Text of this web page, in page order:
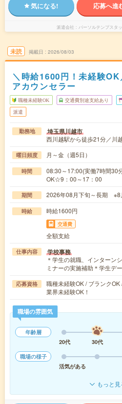
気になる! 応募へ進
派遣会社 パーソルテンプスタ
未読 掲載日 2026/08/03
＼時給1600円！未経験
アカウンセラー
職種未経験OK 交通費別途支給あり
派遣
勤務地 埼玉県川越市
西川越駅から徒歩21分／川
曜日頻度 月～金（週5日）
時間
08:30～17:00(実働7時間
OK☆9：00～17：00
期間 2026年08月下旬～長期 ※8
時給 時給1600円
交通費
全額支給
仕事内容 学校事務
＊学生の就職、インターン
ミナーの実施補助＊学生デ
応募資格
職種未経験OK / ブランクOK
業界未経験OK！
職場の雰囲気
年齢層
20代
30代
職場の様子
活気がある
もっと見